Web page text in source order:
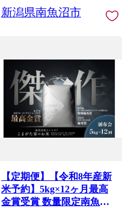
新潟県南魚沼市
【定期便】【令和8年産新
米予約】5kg×12ヶ月最高
金賞受賞 数量限定南魚沼